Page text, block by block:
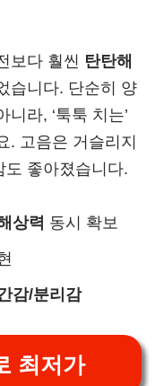
보다 훨씬 탄탄해
습니다. 단순히 양
라, ‘툭툭 치는’
. 고음은 거슬리지
도 좋아졌습니다.
상력 동시 확보
감/분리감
최저가